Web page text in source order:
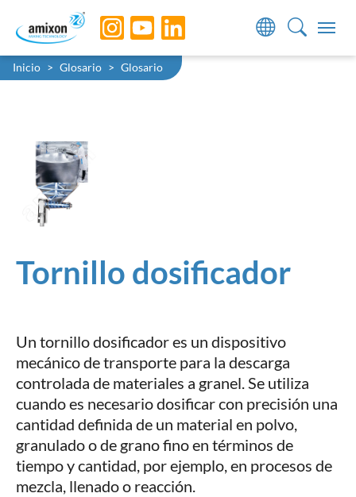
Skip to main navigation
Skip to main content
Skip to page footer
You are here:
Inicio Glosario Glosario
Tornillo dosificador
Un tornillo dosificador es un dispositivo
mecánico de transporte para la descarga
controlada de materiales a granel. Se utiliza
cuando es necesario dosificar con precisión una
cantidad definida de un material en polvo,
granulado o de grano fino en términos de
tiempo y cantidad, por ejemplo, en procesos de
mezcla, llenado o reacción.